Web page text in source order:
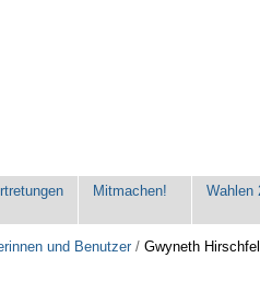
Mitmachen! Wahlen
und Benutzer /Gwyneth